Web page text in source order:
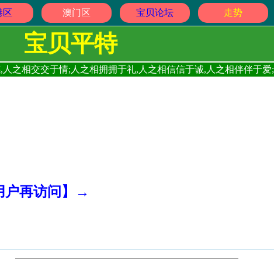
区 澳门区 宝贝论坛 走势
宝贝平特
之相交交于情;人之相拥拥于礼,人之相信信于诚,人之相伴伴于爱;
户再访问】→